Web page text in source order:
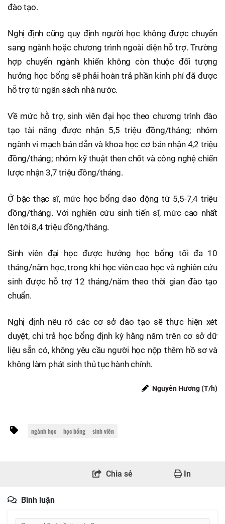
đào tạo.
Nghị định cũng quy định người học không được chuyển
sang ngành hoặc chương trình ngoài diện hỗ trợ. Trường
hợp chuyển ngành khiến không còn thuộc đối tượng
hưởng học bổng sẽ phải hoàn trả phần kinh phí đã được
hỗ trợ từ ngân sách nhà nước.
Về mức hỗ trợ, sinh viên đại học theo chương trình đào
tạo tài năng được nhận 5,5 triệu đồng/tháng; nhóm
ngành vi mạch bán dẫn và khoa học cơ bản nhận 4,2 triệu
đồng/tháng; nhóm kỹ thuật then chốt và công nghệ chiến
lược nhận 3,7 triệu đồng/tháng.
Ở bậc thạc sĩ, mức học bổng dao động từ 5,5-7,4 triệu
đồng/tháng. Với nghiên cứu sinh tiến sĩ, mức cao nhất
lên tới 8,4 triệu đồng/tháng.
Sinh viên đại học được hưởng học bổng tối đa 10
tháng/năm học, trong khi học viên cao học và nghiên cứu
sinh được hỗ trợ 12 tháng/năm theo thời gian đào tạo
chuẩn.
Nghị định nêu rõ các cơ sở đào tạo sẽ thực hiện xét
duyệt, chi trả học bổng định kỳ hằng năm trên cơ sở dữ
liệu sẵn có, không yêu cầu người học nộp thêm hồ sơ và
không làm phát sinh thủ tục hành chính.
Nguyên Hương (T/h)
ngành học học bổng sinh viên
Chia sẻ In
Bình luận